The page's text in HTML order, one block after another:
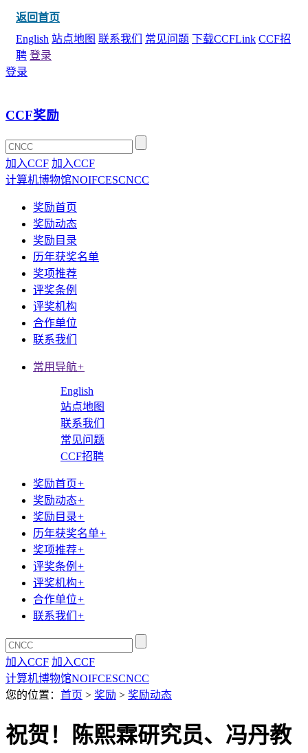
返回首页
English 站点地图 联系我们 常见问题 下载CCFLink CCF招
聘 登录
登录
CCF奖励
加入CCF 加入CCF
计算机博物馆NOIFCESCNCC
奖励首页
奖励动态
奖励目录
历年获奖名单
奖项推荐
评奖条例
评奖机构
合作单位
联系我们
常用导航+
English
站点地图
联系我们
常见问题
CCF招聘
奖励首页+
奖励动态+
奖励目录+
历年获奖名单+
奖项推荐+
评奖条例 +
评奖机构+
合作单位+
联系我们 +
加入CCF 加入CCF
计算机博物馆NOIFCESCNCC
您的位置： 首页 > 奖励 > 奖励动态
祝贺！陈熙霖研究员、冯丹教